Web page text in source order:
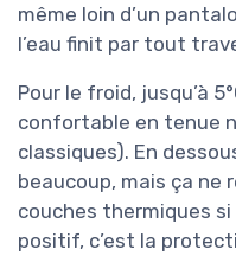
même loin d’un
l’eau finit par tout
Pour le froid, jusqu’à
confortable en tenue
classiques). En
beaucoup, mais ça ne
couches thermiques
positif, c’est la